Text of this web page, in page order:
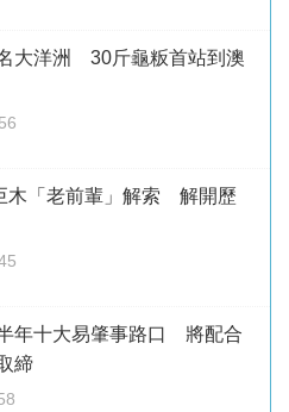
大洋洲 30斤龜粄首站到澳
木「老前輩」解索 解開歷
年十大易肇事路口 將配合
締